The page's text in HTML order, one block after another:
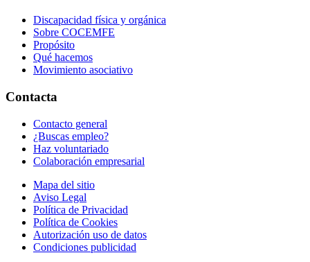
Discapacidad física y orgánica
Sobre COCEMFE
Propósito
Qué hacemos
Movimiento asociativo
Contacta
Contacto general
¿Buscas empleo?
Haz voluntariado
Colaboración empresarial
Mapa del sitio
Aviso Legal
Política de Privacidad
Política de Cookies
Autorización uso de datos
Condiciones publicidad